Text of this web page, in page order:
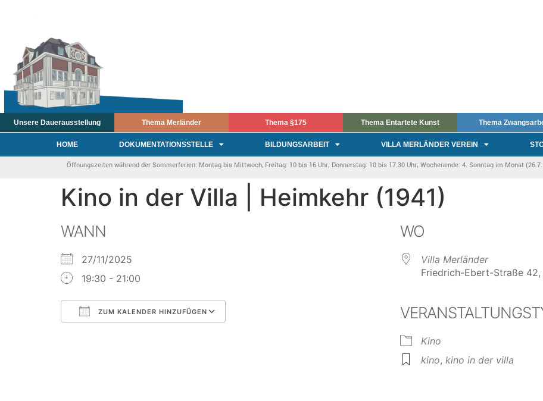
Unsere Dauerausstellung Thema Merländer Thema §175 Thema Entartete Kunst Thema
HOME DOKUMENTATIONSSTELLE BILDUNGSARBEIT VILLA MERLÄNDER VEREIN
Öffnungszeiten während der Sommerferien: Montag bis Mittwoch, Freitag: 10 bis 16 Uhr; Donnerstag: 10 bis 17.30 Uhr; Wochenende: 4. Sonntag im Monat
Kino in der Villa | Heimkehr (1941)
WANN
27/11/2025
19:30 - 21:00
ZUM KALENDER HINZUFÜGEN
iCalendar
WO
Villa Merländer
Friedrich-Ebert-Straße 42,
Kino
kino, kino in der villa